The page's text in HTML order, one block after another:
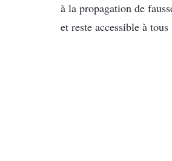
à la propagation de
et reste accessible à